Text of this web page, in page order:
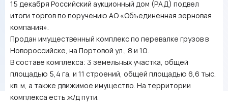
15 декабря Российский аукционный дом (РАД) подвел
итоги торгов по поручению АО «Объединенная зерновая
компания».
Продан имущественный комплекс по перевалке грузов в
Новороссийске, на Портовой ул., 8 и 10.
В составе комплекса: 3 земельных участка, общей
площадью 5,4 га, и 11 строений, общей площадью 6,6 тыс.
кв. м, а также движимое имущество. На территории
комплекса есть ж/д пути.